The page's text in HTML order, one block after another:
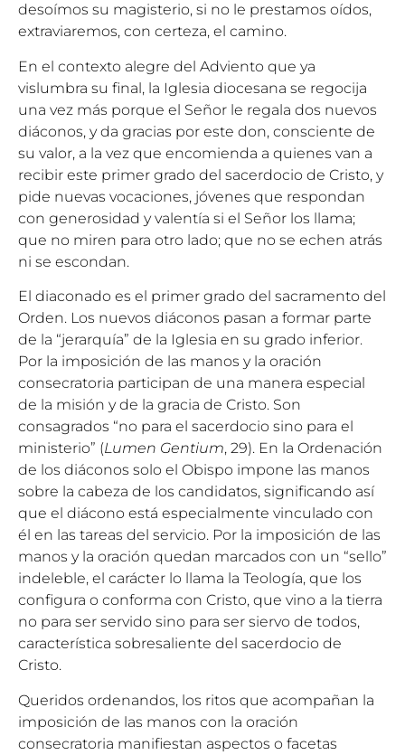
desoímos su magisterio, si no le prestamos oídos,
extraviaremos, con certeza, el camino.
En el contexto alegre del Adviento que ya
vislumbra su final, la Iglesia diocesana se regocija
una vez más porque el Señor le regala dos nuevos
diáconos, y da gracias por este don, consciente de
su valor, a la vez que encomienda a quienes van a
recibir este primer grado del sacerdocio de Cristo, y
pide nuevas vocaciones, jóvenes que respondan
con generosidad y valentía si el Señor los llama;
que no miren para otro lado; que no se echen atrás
ni se escondan.
El diaconado es el primer grado del sacramento del
Orden. Los nuevos diáconos pasan a formar parte
de la “jerarquía” de la Iglesia en su grado inferior.
Por la imposición de las manos y la oración
consecratoria participan de una manera especial
de la misión y de la gracia de Cristo. Son
consagrados “no para el sacerdocio sino para el
ministerio” (Lumen Gentium, 29). En la Ordenación
de los diáconos solo el Obispo impone las manos
sobre la cabeza de los candidatos, significando así
que el diácono está especialmente vinculado con
él en las tareas del servicio. Por la imposición de las
manos y la oración quedan marcados con un “sello”
indeleble, el carácter lo llama la Teología, que los
configura o conforma con Cristo, que vino a la tierra
no para ser servido sino para ser siervo de todos,
característica sobresaliente del sacerdocio de
Cristo.
Queridos ordenandos, los ritos que acompañan la
imposición de las manos con la oración
consecratoria manifiestan aspectos o facetas